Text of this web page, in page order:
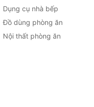
Dụng cụ nhà bếp
Đồ dùng phòng ăn
Nội thất phòng ăn